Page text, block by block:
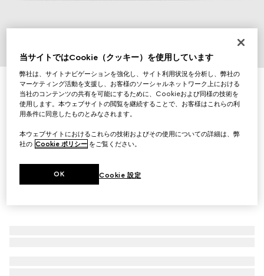
/8
〔GG ブラック〕ミディアム クロスボディバッグ
￥264,000
（税込）
当サイトではCookie（クッキー）を使用しています
弊社は、サイトナビゲーションを強化し、サイト利用状況を分析し、弊社の
マーケティング活動を支援し、お客様のソーシャルネットワーク上における
当社のコンテンツの共有を可能にするために、Cookieおよび同様の技術を
使用します。本ウェブサイトの閲覧を継続することで、お客様はこれらの利
用条件に同意したものとみなされます。
本ウェブサイトにおけるこれらの技術およびその使用についての詳細は、弊
社の Cookie ポリシー をご覧ください。
Cookie 設定
OK